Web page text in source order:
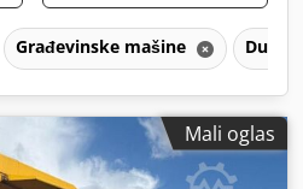
Građevinske mašine
Mali oglas